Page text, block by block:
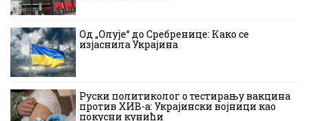
Од „Олује“ до Сребренице: Како се
изјаснила Украјина
Руски политиколог о тестирању вакцина
против ХИВ-а: Украјински војници као
покусни кунићи